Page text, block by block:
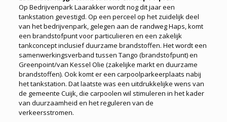
Op Bedrijvenpark Laarakker wordt nog dit jaar een
tankstation gevestigd. Op een perceel op het zuidelijk deel
van het bedrijvenpark, gelegen aan de randweg Haps, komt
een brandstofpunt voor particulieren en een zakelijk
tankconcept inclusief duurzame brandstoffen. Het wordt een
samenwerkingsverband tussen Tango (brandstofpunt) en
Greenpoint/van Kessel Olie (zakelijke markt en duurzame
brandstoffen). Ook komt er een carpoolparkeerplaats nabij
het tankstation. Dat laatste was een uitdrukkelijke wens van
de gemeente Cuijk, die carpoolen wil stimuleren in het kader
van duurzaamheid en het reguleren van de
verkeersstromen.